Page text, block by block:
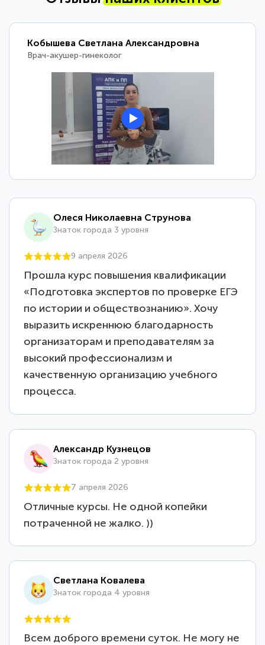
Кобышева Светлана Александровна
Врач-акушер-гинеколог
Олеся Николаевна Струнова
Знаток города 3 уровня
9 апреля 2026
Прошла курс повышения квалификации
«Подготовка экспертов по проверке ЕГЭ
по истории и обществознанию». Хочу
выразить искреннюю благодарность
организаторам и преподавателям за
высокий профессионализм и
качественную организацию учебного
процесса.
Александр Кузнецов
Знаток города 2 уровня
7 апреля 2026
Отличные курсы. Не одной копейки
потраченной не жалко. ))
Светлана Ковалева
Знаток города 4 уровня
Всем доброго времени суток. Не могу не